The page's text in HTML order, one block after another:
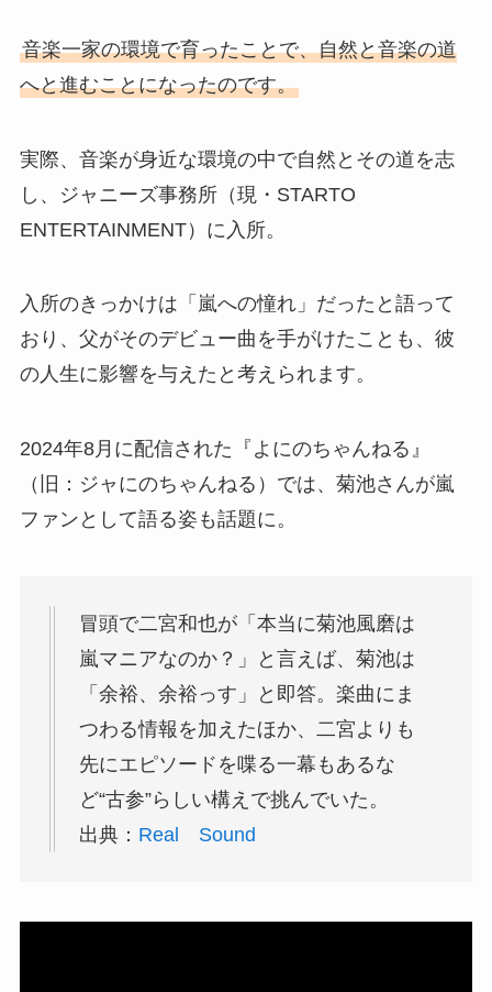
音楽一家の環境で育ったことで、自然と音楽の道
へと進むことになったのです。
実際、音楽が身近な環境の中で自然とその道を志
し、ジャニーズ事務所（現・STARTO
ENTERTAINMENT）に入所。
入所のきっかけは「嵐への憧れ」だったと語って
おり、父がそのデビュー曲を手がけたことも、彼
の人生に影響を与えたと考えられます。
2024年8月に配信された『よにのちゃんねる』
（旧：ジャにのちゃんねる）では、菊池さんが嵐
ファンとして語る姿も話題に。
冒頭で二宮和也が「本当に菊池風磨は
嵐マニアなのか？」と言えば、菊池は
「余裕、余裕っす」と即答。楽曲にま
つわる情報を加えたほか、二宮よりも
先にエピソードを喋る一幕もあるな
ど“古参”らしい構えで挑んでいた。
出典： Real Sound